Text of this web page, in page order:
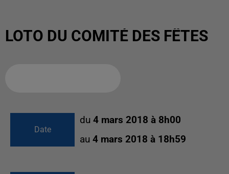
LOTO DU COMITÉ DES FÊTES
Date
du 4 mars 2018 à 8h00
au 4 mars 2018 à 18h59